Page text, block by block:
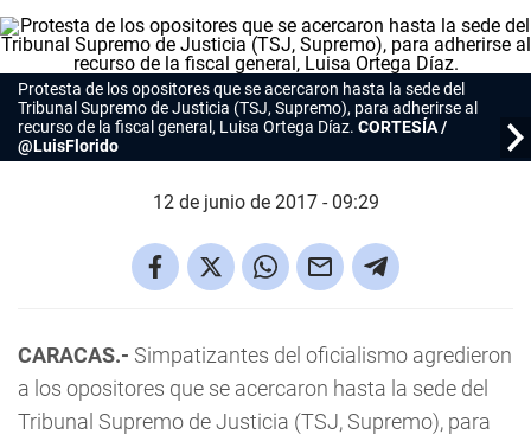
Protesta de los opositores que se acercaron hasta la sede del
Tribunal Supremo de Justicia (TSJ, Supremo), para adherirse al
recurso de la fiscal general, Luisa Ortega Díaz. CORTESÍA /
@LuisFlorido
12 de junio de 2017 - 09:29
CARACAS.- Simpatizantes del oficialismo agredieron
a los opositores que se acercaron hasta la sede del
Tribunal Supremo de Justicia (TSJ, Supremo), para